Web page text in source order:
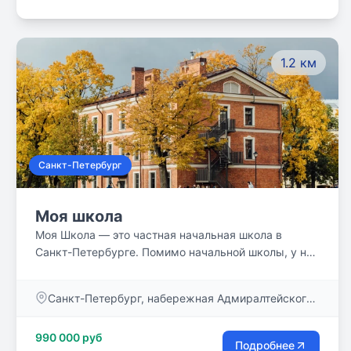
1.2 км
Санкт-Петербург
Моя школа
Моя Школа — это частная начальная школа в
Санкт-Петербурге. Помимо начальной школы, у нас
мастерские по театру, химии, мультипликации и
курсы для взрослых и лекторий для родителей:
Санкт-Петербург, набережная Адмиралтейского
990 000 руб
Подробнее